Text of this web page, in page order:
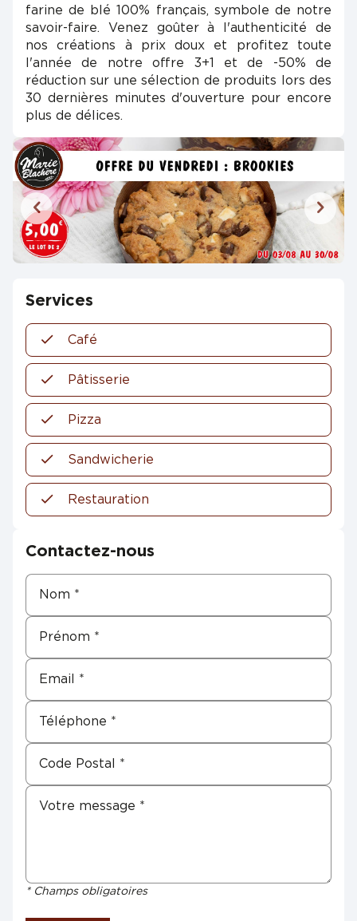
farine de blé 100% français, symbole de notre
savoir-faire. Venez goûter à l'authenticité de
nos créations à prix doux et profitez toute
l'année de notre offre 3+1 et de -50% de
réduction sur une sélection de produits lors des
30 dernières minutes d'ouverture pour encore
plus de délices.
Services
Café
Pâtisserie
Pizza
Sandwicherie
Restauration
Contactez-nous
* Champs obligatoires